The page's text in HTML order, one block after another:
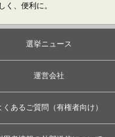
く、便利に。
選挙ニュース
運営会社
くあるご質問（有権者向け）